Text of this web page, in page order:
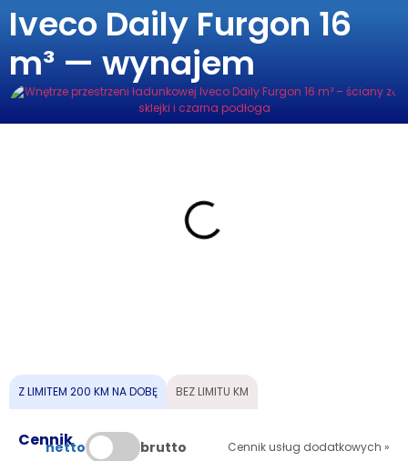
Iveco Daily Furgon 16
m³ — wynajem
Z LIMITEM 200 KM NA DOBĘ BEZ LIMITU KM
Cennik
netto brutto Cennik usług dodatkowych »